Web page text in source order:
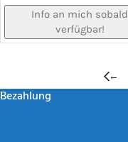
Info an mich sobald
verfügbar!
←
Bezahlung